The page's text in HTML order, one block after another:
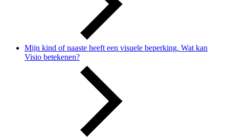
Mijn kind of naaste heeft een visuele beperking. Wat kan
Visio betekenen?